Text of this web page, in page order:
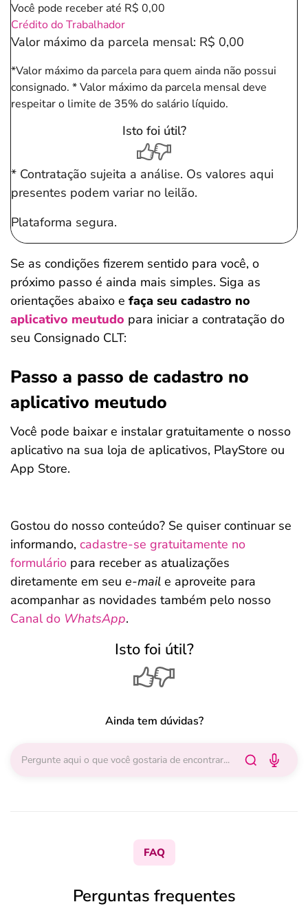
Você pode receber até R$ 0,00
Crédito do Trabalhador
Valor máximo da parcela mensal: R$ 0,00
*Valor máximo da parcela para quem ainda não possui
consignado. * Valor máximo da parcela mensal deve
respeitar o limite de 35% do salário líquido.
Isto foi útil?
* Contratação sujeita a análise. Os valores aqui
presentes podem variar no leilão.
Plataforma segura.
Se as condições fizerem sentido para você, o
próximo passo é ainda mais simples. Siga as
orientações abaixo e faça seu cadastro no
aplicativo meutudo para iniciar a contratação do
seu Consignado CLT:
Passo a passo de cadastro no
aplicativo meutudo
Você pode baixar e instalar gratuitamente o nosso
aplicativo na sua loja de aplicativos, PlayStore ou
App Store.
Gostou do nosso conteúdo? Se quiser continuar se
informando, cadastre-se gratuitamente no
formulário para receber as atualizações
diretamente em seu e-mail e aproveite para
acompanhar as novidades também pelo nosso
Canal do WhatsApp.
Isto foi útil?
Ainda tem dúvidas?
FAQ
Perguntas frequentes